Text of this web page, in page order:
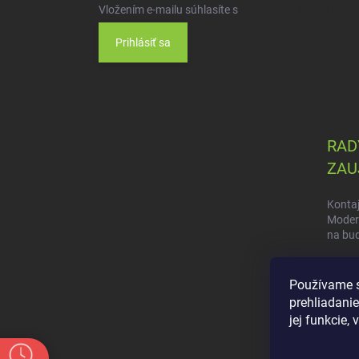
Používame
jej funkcie,
Vložením e-mailu súhlasíte s
Prihlásiť sa
na
Veľký
vs.